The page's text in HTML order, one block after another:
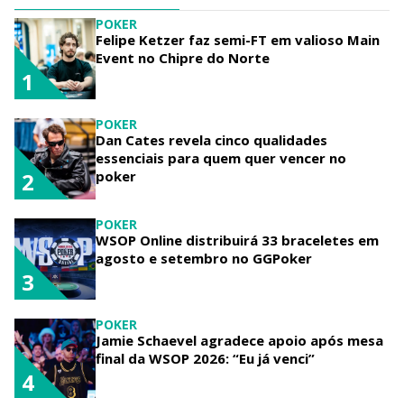
POKER
Felipe Ketzer faz semi-FT em valioso Main
Event no Chipre do Norte
1
POKER
Dan Cates revela cinco qualidades
essenciais para quem quer vencer no
poker
2
POKER
WSOP Online distribuirá 33 braceletes em
agosto e setembro no GGPoker
3
POKER
Jamie Schaevel agradece apoio após mesa
final da WSOP 2026: “Eu já venci”
4